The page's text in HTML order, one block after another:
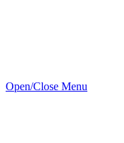
Open/Close Menu